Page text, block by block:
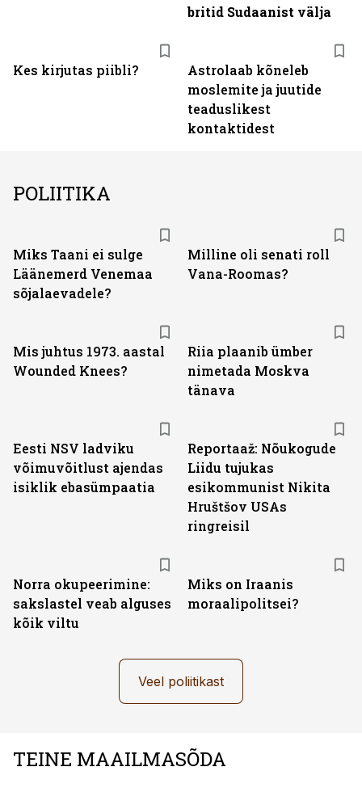
britid Sudaanist välja
Kes kirjutas piibli?
Astrolaab kõneleb
moslemite ja juutide
teaduslikest
kontaktidest
POLIITIKA
Miks Taani ei sulge
Läänemerd Venemaa
sõjalaevadele?
Milline oli senati roll
Vana-Roomas?
Mis juhtus 1973. aastal
Wounded Knees?
Riia plaanib ümber
nimetada Moskva
tänava
Eesti NSV ladviku
võimuvõitlust ajendas
isiklik ebasümpaatia
Reportaaž: Nõukogude
Liidu tujukas
esikommunist Nikita
Hruštšov USAs
ringreisil
Norra okupeerimine:
sakslastel veab alguses
kõik viltu
Miks on Iraanis
moraalipolitsei?
Veel poliitikast
TEINE MAAILMASÕDA